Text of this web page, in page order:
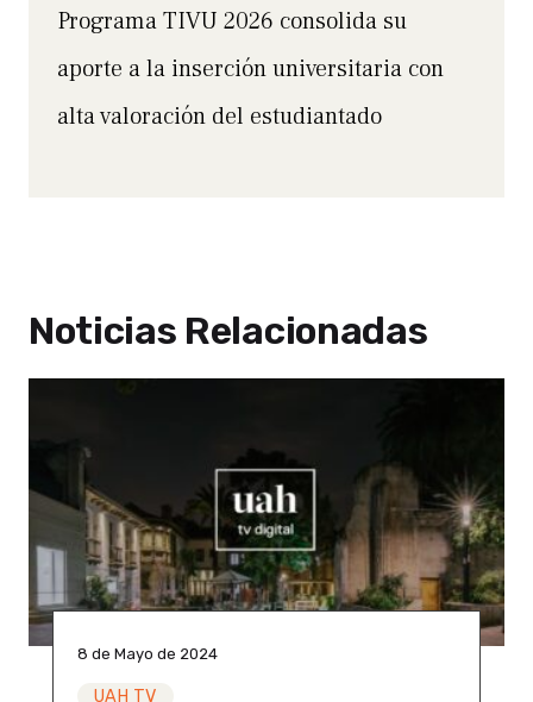
Programa TIVU 2026 consolida su
aporte a la inserción universitaria con
alta valoración del estudiantado
Noticias Relacionadas
8 de Mayo de 2024
UAH TV